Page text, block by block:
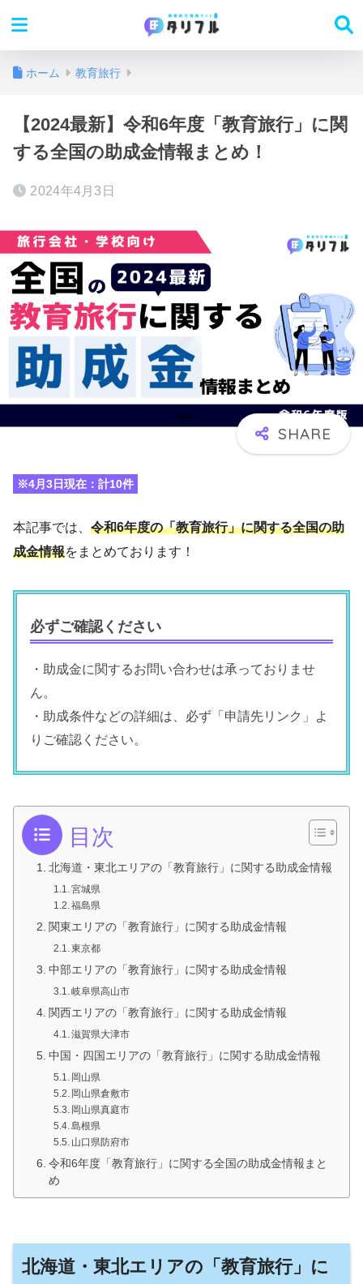
ホーム 教育旅行
【2024最新】令和6年度「教育旅行」に関
する全国の助成金情報まとめ！
2024年4月3日
※4月3日現在：計10件
本記事では、 令和6年度の「教育旅行」に関する全国の助
成金情報をまとめております！
必ずご確認ください
・助成金に関するお問い合わせは承っておりませ
ん。
・助成条件などの詳細は、必ず「申請先リンク」よ
りご確認ください。
目次
北海道・東北エリアの「教育旅行」に関する助成金情報
宮城県
福島県
関東エリアの「教育旅行」に関する助成金情報
東京都
中部エリアの「教育旅行」に関する助成金情報
岐阜県高山市
関西エリアの「教育旅行」に関する助成金情報
滋賀県大津市
中国・四国エリアの「教育旅行」に関する助成金情報
岡山県
岡山県倉敷市
岡山県真庭市
島根県
山口県防府市
令和6年度「教育旅行」に関する全国の助成金情報まと
め
北海道・東北エリアの「教育旅行」に